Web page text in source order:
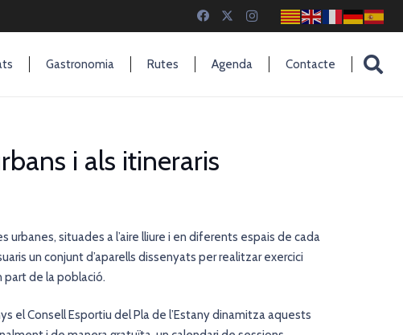
Gastronomia Rutes Agenda Contacte
i als itineraris
urbanes, situades a l’aire lliure i en diferents espais de cada
un conjunt d’aparells dissenyats per realitzar exercici
de la població.
el Consell Esportiu del Pla de l’Estanydinamitza aquests